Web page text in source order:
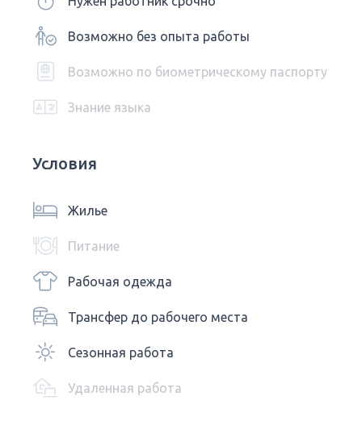
Возможно без опыта работы
Возможно по биометрическому паспорту
Знание языка
Условия
Жилье
Питание
Рабочая одежда
Трансфер до рабочего места
Сезонная работа
Удаленная работа